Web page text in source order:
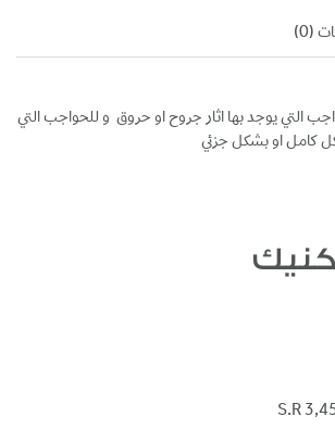
(0)
التي يوجد بها اثار جروح او حروق و للحواجب التي
كامل او بشكل جزئي